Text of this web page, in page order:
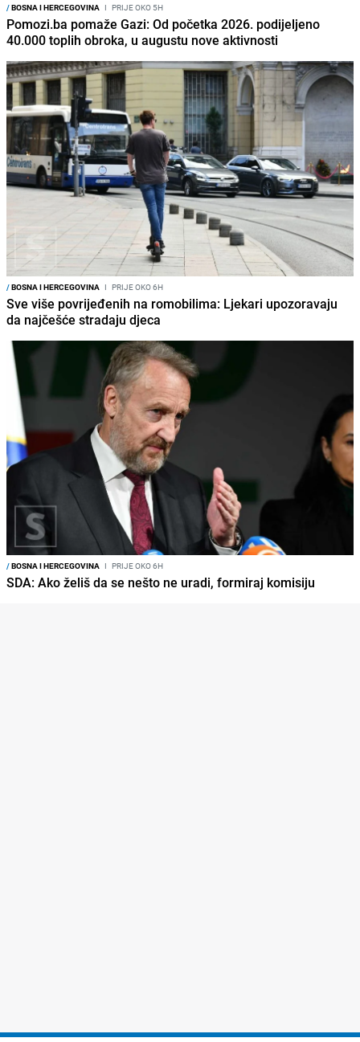
/BOSNA I HERCEGOVINA I PRIJE OKO 5H
Pomozi.ba pomaže Gazi: Od početka 2026. podijeljeno
40.000 toplih obroka, u augustu nove aktivnosti
/BOSNA I HERCEGOVINA I PRIJE OKO 6H
Sve više povrijeđenih na romobilima: Ljekari upozoravaju
da najčešće stradaju djeca
/BOSNA I HERCEGOVINA I PRIJE OKO 6H
SDA: Ako želiš da se nešto ne uradi, formiraj komisiju